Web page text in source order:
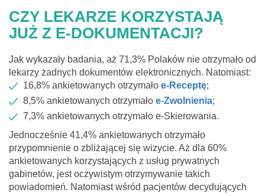
CZY LEKARZE KORZYSTAJĄ
JUŻ Z E-DOKUMENTACJI?
Jak wykazały badania, aż 71,3% Polaków nie otrzymało od
lekarzy żadnych dokumentów elektronicznych. Natomiast:
16,8% ankietowanych otrzymało e-Receptę;
8,5% ankietowanych otrzymało e-Zwolnienia;
7,3% ankietowanych otrzymało e-Skierowania.
Jednocześnie 41,4% ankietowanych otrzymało
przypomnienie o zbliżającej się wizycie. Aż dla 60%
ankietowanych korzystających z usług prywatnych
gabinetów, jest oczywistym otrzymywanie takich
powiadomień. Natomiast wśród pacjentów decydujących